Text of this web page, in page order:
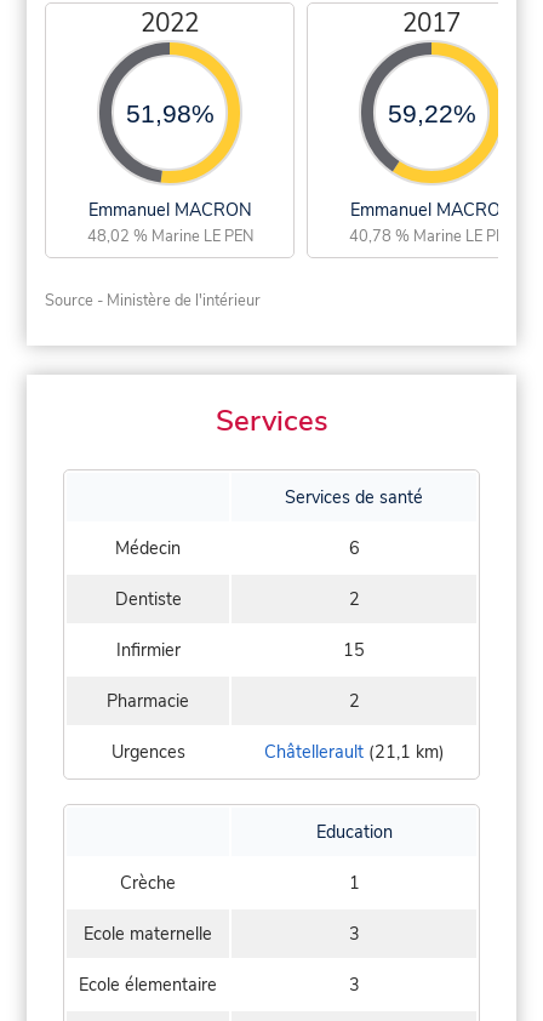
2022
51,98%
Emmanuel MACRON
48,02 % Marine LE PEN
2017
59,22%
Emmanuel MACRON
40,78 % Marine LE PEN
Source - Ministère de l'intérieur
Services
Services de santé
Médecin 6
Dentiste 2
Infirmier 15
Pharmacie 2
Urgences Châtellerault(21,1 km)
Education
Crèche 1
Ecole maternelle 3
Ecole élementaire 3